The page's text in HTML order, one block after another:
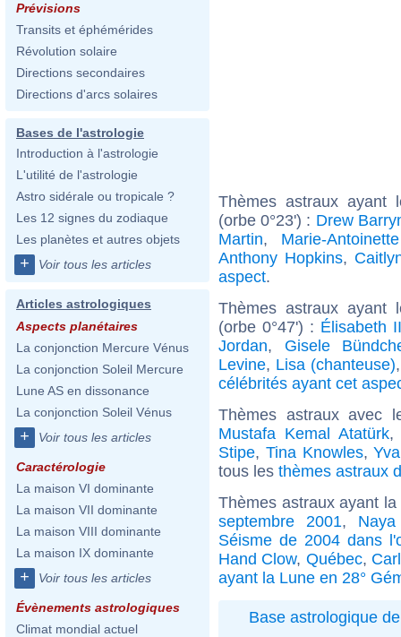
Prévisions
Transits et éphémérides
Révolution solaire
Directions secondaires
Directions d'arcs solaires
Bases de l'astrologie
Introduction à l'astrologie
L'utilité de l'astrologie
Astro sidérale ou tropicale ?
Les 12 signes du zodiaque
Les planètes et autres objets
+ Voir tous les articles
Articles astrologiques
Aspects planétaires
La conjonction Mercure Vénus
La conjonction Soleil Mercure
Lune AS en dissonance
La conjonction Soleil Vénus
+ Voir tous les articles
Caractérologie
La maison VI dominante
La maison VII dominante
La maison VIII dominante
La maison IX dominante
+ Voir tous les articles
Évènements astrologiques
Climat mondial actuel
Thèmes astraux ayant
(orbe 0°23') : Drew
Martin, Marie-
Anthony Hopkins,
aspect.
Thèmes astraux ayant
(orbe 0°47') : Élisabeth
Jordan, Gisele
Levine, Lisa (chanteuse)
célébrités ayant cet
Thèmes astraux avec
Mustafa Kemal Atatürk
Stipe, Tina Knowles,
tous les thèmes astraux
Thèmes astraux ayant
septembre 2001,
Séisme de 2004 dans
Hand Clow, Québec,
ayant la Lune en 28°
Base astrologique